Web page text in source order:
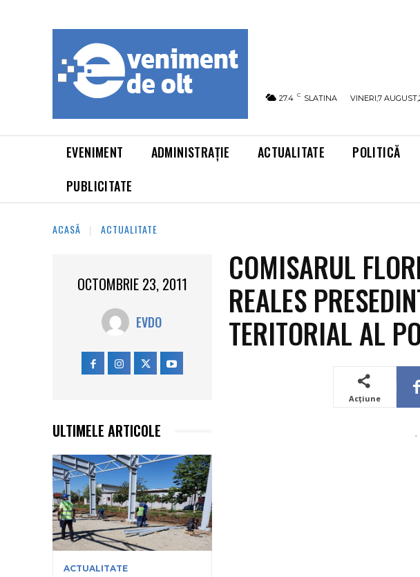
27.4 C SLATINA VINERI,7
EVENIMENT ADMINISTRAȚIE ACTUALITATE POLITICĂ
PUBLICITATE
ACASĂ ACTUALITATE
OCTOMBRIE 23, 2011
EVDO
ULTIMELE ARTICOLE
ACTUALITATE
COMISARUL
REALES
TERITORIAL AL
Acțiune
-